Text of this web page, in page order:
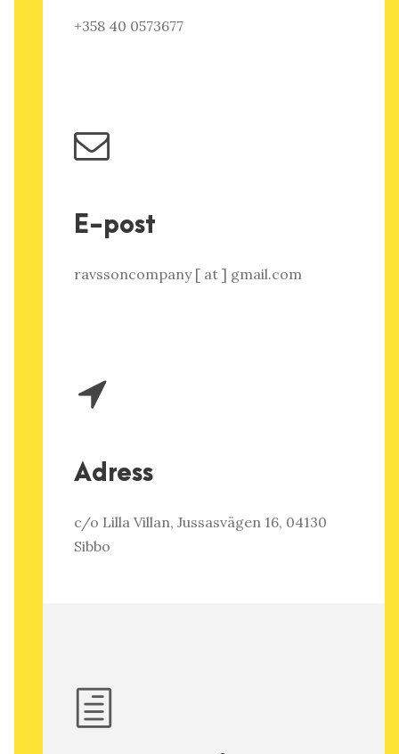
+358 40 0573677
E-post
ravssoncompany [ at ] gmail.com
Adress
c/o Lilla Villan, Jussasvägen 16, 04130
Sibbo